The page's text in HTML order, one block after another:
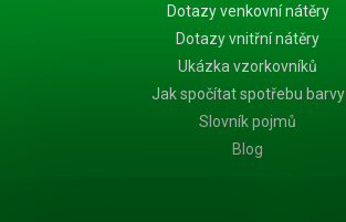
Dotazy venkovní nátěry
Dotazy vnitřní nátěry
Ukázka vzorkovníků
Jak spočítat spotřebu barvy
Slovník pojmů
Blog